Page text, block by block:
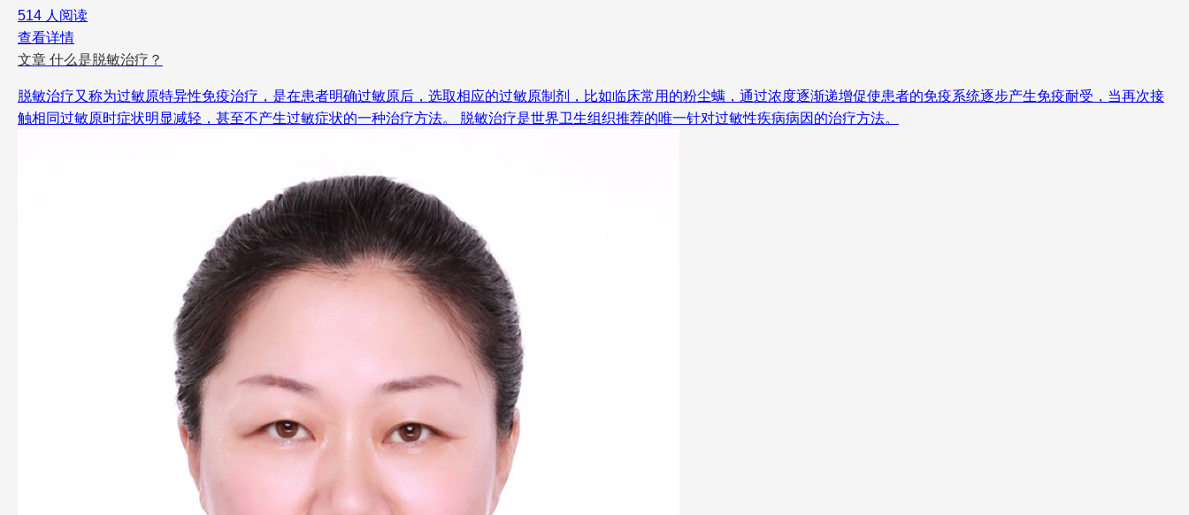
514 人阅读
查看详情
文章 什么是脱敏治疗？
脱敏治疗又称为过敏原特异性免疫治疗，是在患者明确过敏原后，选取相应的过敏原制剂，比如临床常用的粉尘螨，通过浓度逐渐递增促使患者的免疫系统逐步产生免疫耐受，当再次接
触相同过敏原时症状明显减轻，甚至不产生过敏症状的一种治疗方法。 脱敏治疗是世界卫生组织推荐的唯一针对过敏性疾病病因的治疗方法。